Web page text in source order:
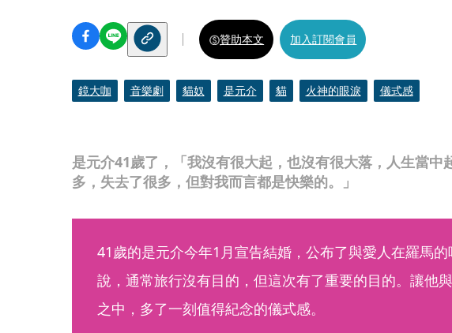
是元介41歲了，「我沒有很大起，也沒有很大落，人生當中
多，失去了很多，但對我而言都是快樂的。」
贊助本文 加入訂閱會員
鏡大咖 音樂劇 貓奴 是元介 貓 火神的眼淚 儀式感
41歲的是元介今年1月宣告結婚，公布了與愛人在羅馬
說，通常旅行沒有目的，但這次有了重要的目的。讓他
之中，多了一刻值得紀念的儀式感。